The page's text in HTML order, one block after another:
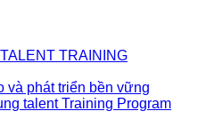
TRAINING
và phát triển bền vững
talent Training Program